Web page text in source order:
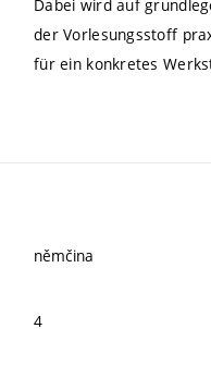
Dabei wird auf
der Vorlesungsstoff
für ein konkretes
němčina
4